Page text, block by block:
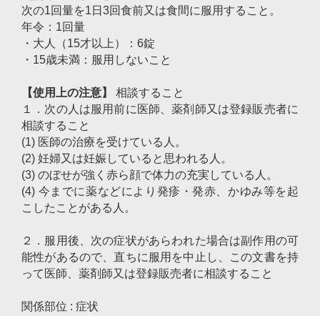
次の1回量を1日3回食前又は食間に服用すること。
年令：1回量
・大人（15才以上）：6錠
・15歳未満：服用しないこと
【使用上の注意】
相談すること
１．次の人は服用前に医師、薬剤師又は登録販売者に
相談すること
(1) 医師の治療を受けている人。
(2) 妊婦又は妊娠していると思われる人。
(3) のぼせが強く赤ら顔で体力の充実している人。
(4) 今までに薬などにより発疹・発赤、かゆみ等を起
こしたことがある人。
２．服用後、次の症状があらわれた場合は副作用の可
能性があるので、直ちに服用を中止し、この文書を持
って医師、薬剤師又は登録販売者に相談すること
関係部位 : 症状